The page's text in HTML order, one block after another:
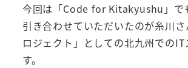
今回は「Code for Kitakyushu」で
引き合わせていただいたのが糸川
ロジェクト」としての北九州での
す。